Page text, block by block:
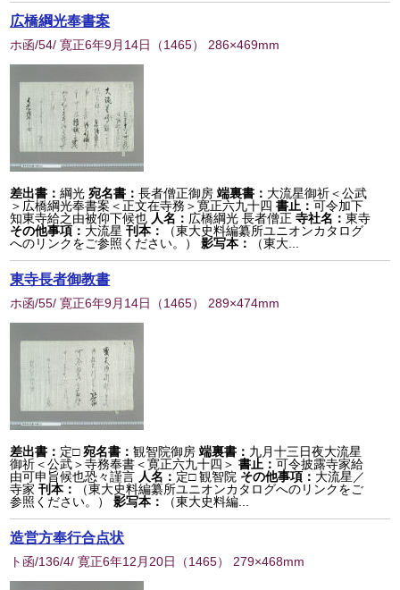
広橋綱光奉書案
ホ函/54/ 寛正6年9月14日 （1465） 286×469mm
差出書：綱光 宛名書：長者僧正御房 端裏書： 大流星御祈＜公武
＞広橋綱光奉書案＜正文在寺務＞寛正六九十四 書止：可令加下
知東寺給之由被仰下候也 人名： 広橋綱光 長者僧正 寺社名：東寺
その他事項： 大流星 刊本：
（東大史料編纂所ユニオンカタログ
へのリンクをご参照ください。）
影写本： （東大...
東寺長者御教書
ホ函/55/ 寛正6年9月14日 （1465） 289×474mm
差出書： 定□ 宛名書：観智院御房 端裏書： 九月十三日夜大流星
御祈＜公武＞寺務奉書＜寛正六九十四＞ 書止：可令披露寺家給
由可申旨候也恐々謹言 人名： 定□ 観智院 その他事項： 大流星／
寺家 刊本：
（東大史料編纂所ユニオンカタログへのリンクをご
参照ください。）
影写本： （東大史料編...
造営方奉行合点状
ト函/136/4/ 寛正6年12月20日 （1465） 279×468mm